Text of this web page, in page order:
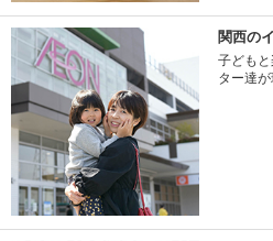
関西の
子ども
ター達